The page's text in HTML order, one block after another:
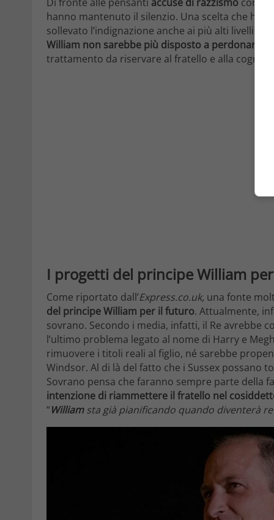
hanno mantenuto il silenzio. Una scelta che ha
sollevato l’indignazione anche ai più alti livelli.
William non sarebbe più disposto a perdonare
trattamento da riservare al fratello e alla
I progetti del principe William
Come riportato dall’Express.co.uk, una fonte
del principe William per il futuro. Attualmente,
sovrano. Secondo i media, infatti, il Re avrebbe
l’ultimo problema legato al nome di Harry e
rimuovere i titoli reali al figlio, né sarebbe
Windsor. Al di là del fatto che i Sussex possano
Sovrano pensa che faranno sempre parte della
intenzione di riammettere il fratello nel
“Williamsta già pianificando quando diventerà